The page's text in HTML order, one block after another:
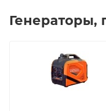
Генераторы,